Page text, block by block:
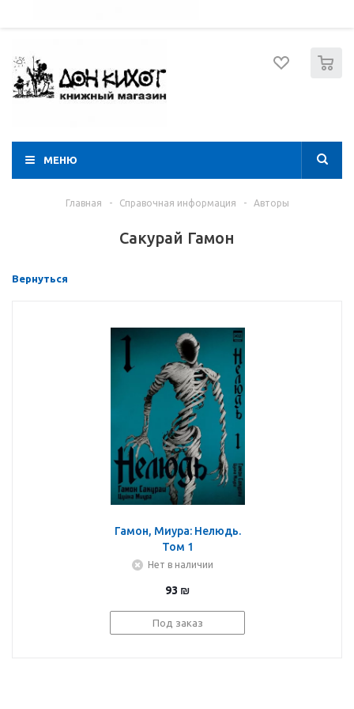
МЕНЮ
Главная - Справочная информация - Авторы
Сакурай Гамон
Вернуться
Гамон, Миура: Нелюдь.
Том 1
Нет в наличии
93 ₪
Под заказ